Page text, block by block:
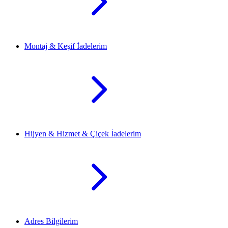
Montaj & Keşif İadelerim
Hijyen & Hizmet & Çiçek İadelerim
Adres Bilgilerim